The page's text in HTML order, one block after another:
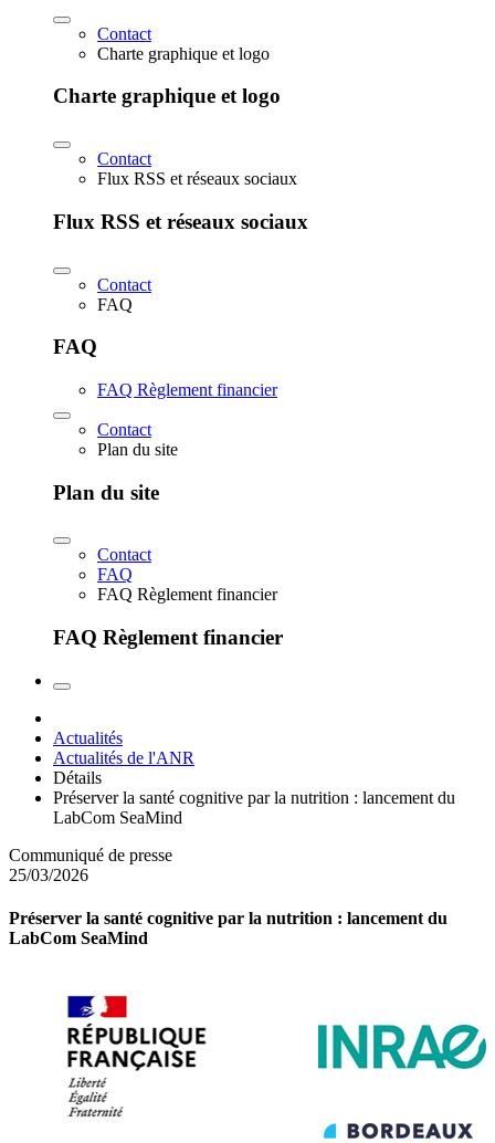
Contact
Charte graphique et logo
Charte graphique et logo
Contact
Flux RSS et réseaux sociaux
Flux RSS et réseaux sociaux
Contact
FAQ
FAQ
FAQ Règlement financier
Contact
Plan du site
Plan du site
Contact
FAQ
FAQ Règlement financier
FAQ Règlement financier
Actualités
Actualités de l'ANR
Détails
Préserver la santé cognitive par la nutrition : lancement du
LabCom SeaMind
Communiqué de presse
25/03/2026
Préserver la santé cognitive par la nutrition : lancement du
LabCom SeaMind